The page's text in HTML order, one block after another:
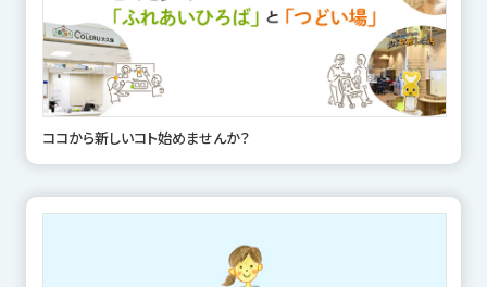
ココから新しいコト始めませんか？